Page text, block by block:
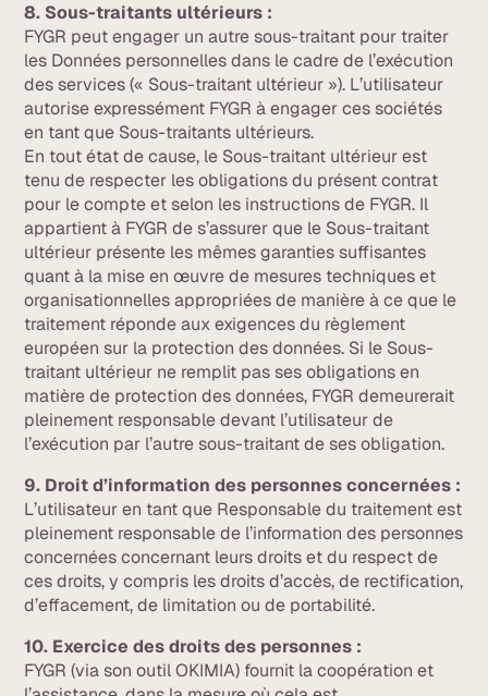
8. Sous-traitants ultérieurs :
FYGR peut engager un autre sous-traitant pour traiter
les Données personnelles dans le cadre de l’exécution
des services (« Sous-traitant ultérieur »). L’utilisateur
autorise expressément FYGR à engager ces sociétés
en tant que Sous-traitants ultérieurs.
En tout état de cause, le Sous-traitant ultérieur est
tenu de respecter les obligations du présent contrat
pour le compte et selon les instructions de FYGR. Il
appartient à FYGR de s’assurer que le Sous-traitant
ultérieur présente les mêmes garanties suffisantes
quant à la mise en œuvre de mesures techniques et
organisationnelles appropriées de manière à ce que le
traitement réponde aux exigences du règlement
européen sur la protection des données. Si le Sous-
traitant ultérieur ne remplit pas ses obligations en
matière de protection des données, FYGR demeurerait
pleinement responsable devant l’utilisateur de
l’exécution par l’autre sous-traitant de ses obligation.
9. Droit d’information des personnes concernées :
L’utilisateur en tant que Responsable du traitement est
pleinement responsable de l’information des personnes
concernées concernant leurs droits et du respect de
ces droits, y compris les droits d’accès, de rectification,
d’effacement, de limitation ou de portabilité.
10. Exercice des droits des personnes :
FYGR (via son outil OKIMIA) fournit la coopération et